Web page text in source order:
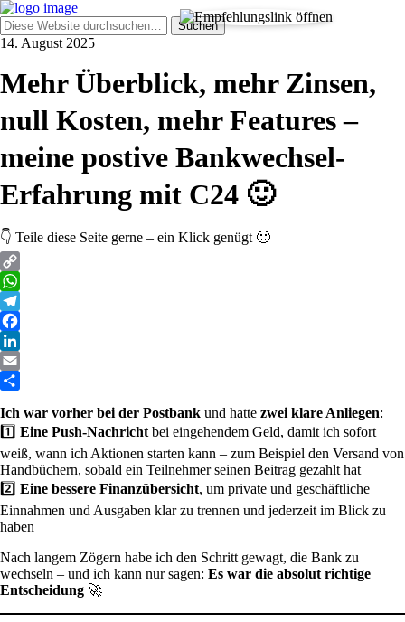
14. August 2025
Mehr Überblick, mehr Zinsen,
null Kosten, mehr Features –
meine postive Bankwechsel-
Erfahrung mit C24 🙂
👇 Teile diese Seite gerne – ein Klick genügt 🙂
Copy
Link
WhatsApp
Telegram
Facebook
LinkedIn
Email
Ich war vorher bei der Postbank und hatte zwei klare Anliegen:
1️⃣ Eine Push-Nachricht bei eingehendem Geld, damit ich sofort
weiß, wann ich Aktionen starten kann – zum Beispiel den Versand von
Handbüchern, sobald ein Teilnehmer seinen Beitrag gezahlt hat
2️⃣ Eine bessere Finanzübersicht, um private und geschäftliche
Einnahmen und Ausgaben klar zu trennen und jederzeit im Blick zu
haben
Nach langem Zögern habe ich den Schritt gewagt, die Bank zu
wechseln – und ich kann nur sagen: Es war die absolut richtige
Entscheidung 🚀